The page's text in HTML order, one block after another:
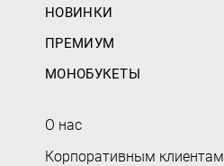
НОВИНКИ
ПРЕМИУМ
МОНОБУКЕТЫ
О нас
Корпоративным клиентам